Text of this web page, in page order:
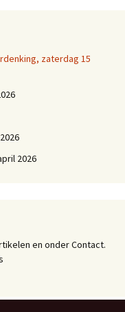
zaterdag 15
2026
en onder Contact.